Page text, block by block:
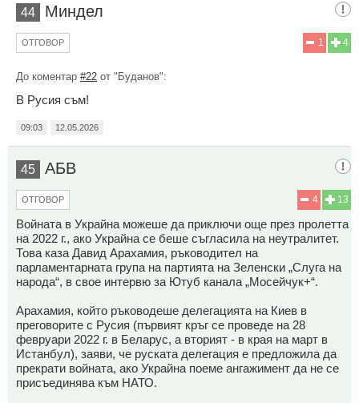
44 Миндел
4
1
ОТГОВОР
До коментар #22 от "Буданов":
В Русия съм!
09:03 12.05.2026
45 АБВ
13
4
ОТГОВОР
Войната в Украйна можеше да приключи още през пролетта
на 2022 г., ако Украйна се беше съгласила на неутралитет.
Това каза Давид Арахамия, ръководител на
парламентарната група на партията на Зеленски „Слуга на
народа“, в свое интервю за Ютуб канала „Мосейчук+“.
Арахамия, който ръководеше делегацията на Киев в
преговорите с Русия (първият кръг се проведе на 28
февруари 2022 г. в Беларус, а вторият - в края на март в
Истанбул), заяви, че руската делегация е предложила да
прекрати войната, ако Украйна поеме ангажимент да не се
присъединява към НАТО.